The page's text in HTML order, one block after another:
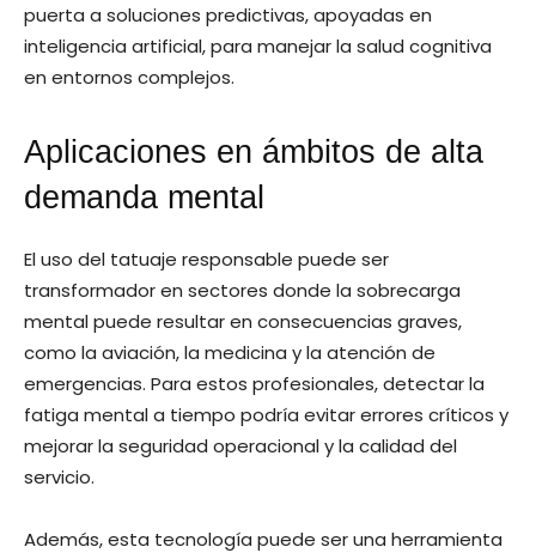
puerta a soluciones predictivas, apoyadas en
inteligencia artificial, para manejar la salud cognitiva
en entornos complejos.
Aplicaciones en ámbitos de alta
demanda mental
El uso del tatuaje responsable puede ser
transformador en sectores donde la sobrecarga
mental puede resultar en consecuencias graves,
como la aviación, la medicina y la atención de
emergencias. Para estos profesionales, detectar la
fatiga mental a tiempo podría evitar errores críticos y
mejorar la seguridad operacional y la calidad del
servicio.
Además, esta tecnología puede ser una herramienta